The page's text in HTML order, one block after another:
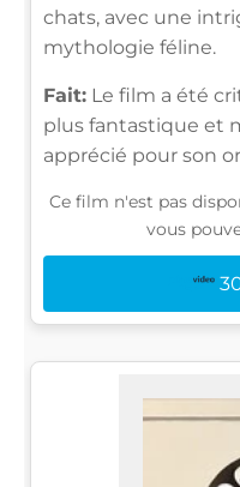
chats, avec une
mythologie féline.
Fait: Le film a été
plus fantastique et
apprécié pour son
Ce film n'est pas
vous